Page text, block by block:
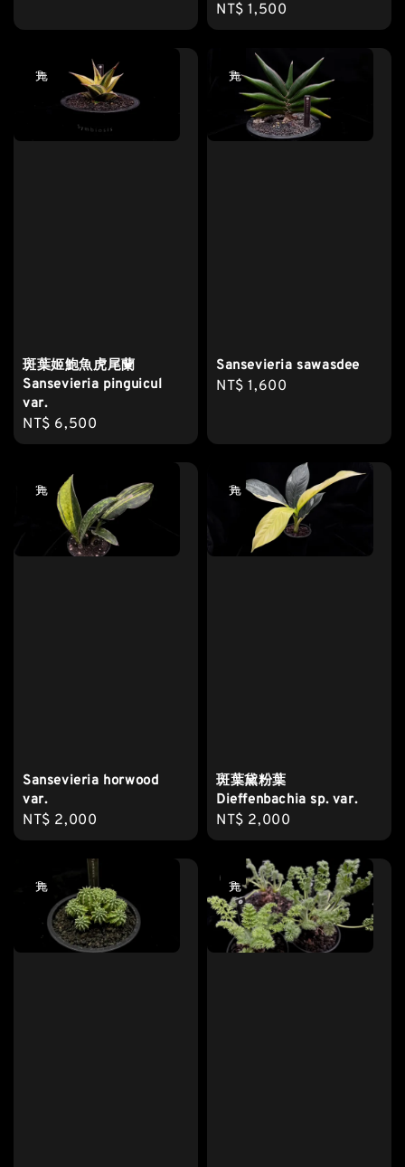
Regular
price
NT$ 1,500
斑葉姬鮑魚虎尾蘭
Sansevieria pinguicul
var.
Regular
price
NT$ 6,500
Sansevieria sawasdee
Regular
NT$ 1,600
Sansevieria horwood
var.
Regular
price
NT$ 2,000
斑葉黛粉葉
Dieffenbachia sp. var.
Regular
price
NT$ 2,000